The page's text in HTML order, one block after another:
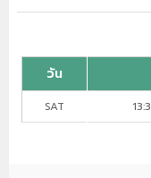
วัน
SAT